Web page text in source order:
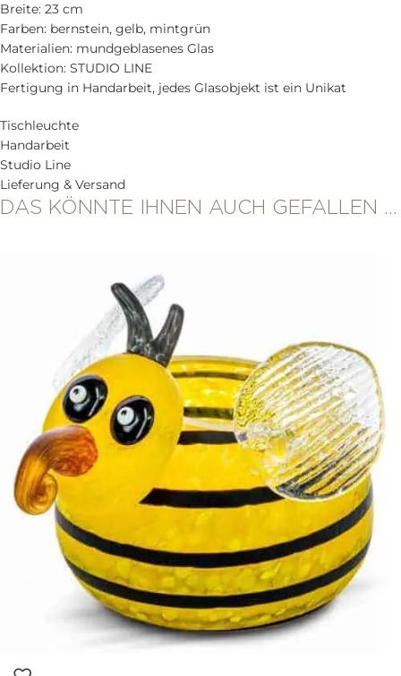
Breite: 23 cm
Farben: bernstein, gelb, mintgrün
Materialien: mundgeblasenes Glas
Kollektion: STUDIO LINE
Fertigung in Handarbeit, jedes Glasobjekt ist ein Unikat
Tischleuchte
Handarbeit
Studio Line
Lieferung & Versand
DAS KÖNNTE IHNEN AUCH GEFALLEN …